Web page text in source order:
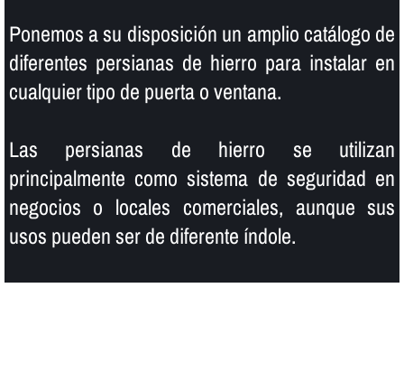
Ponemos a su disposición un amplio catálogo de
diferentes persianas de hierro para instalar en
cualquier tipo de puerta o ventana.
Las persianas de hierro se utilizan
principalmente como sistema de seguridad en
negocios o locales comerciales, aunque sus
usos pueden ser de diferente í­ndole.